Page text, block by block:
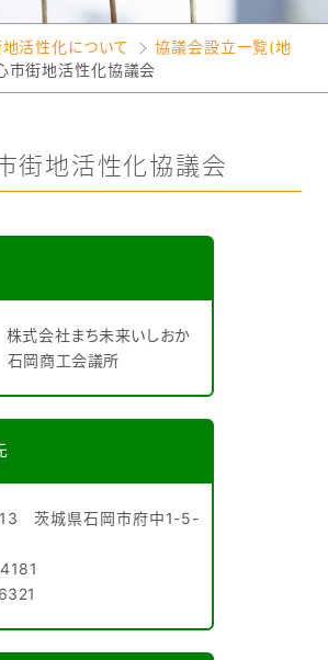
活性化について
協議会設立一覧(地
市街地活性化協議会
街地活性化協議会
式会社まち未来いしおか
石岡商工会議所
茨城県石岡市府中1-5-